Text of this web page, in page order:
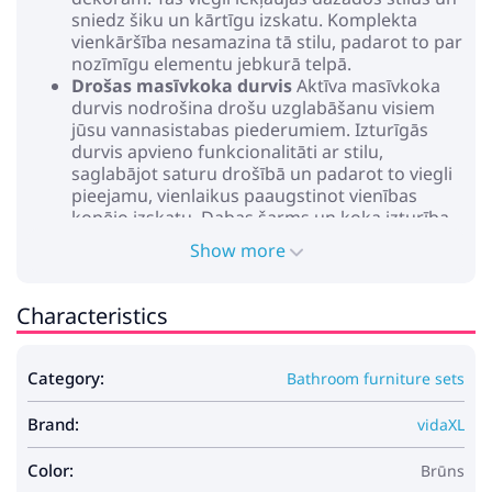
sniedz šiku un kārtīgu izskatu. Komplekta
vienkāršība nesamazina tā stilu, padarot to par
nozīmīgu elementu jebkurā telpā.
Drošas masīvkoka durvisAktīva masīvkoka
durvis nodrošina drošu uzglabāšanu visiem
jūsu vannasistabas piederumiem. Izturīgās
durvis apvieno funkcionalitāti ar stilu,
saglabājot saturu drošībā un padarot to viegli
pieejamu, vienlaikus paaugstinot vienības
kopējo izskatu. Dabas šarms un koka izturība
piešķir dizainam izsmalcinātību.
Praktiska izmantošana Izstrādāts iekštelpu
plašu uzglabāšanu, kas ļauj efektīvi organizēt
tualetes piederumus un gultas veļu. Tās
padarot to ideālu, lai saglabātu sakārtotu un
pieejamu telpu.
Viegla uzturēšana
sastāv no vieglām tīrīšanas metodēm; ātra
nevainojamo izskatu. Šī zemas apkopes
Show more
Characteristics
Category: Bathroom furniture sets
Brand: vidaXL
Color: Brūns